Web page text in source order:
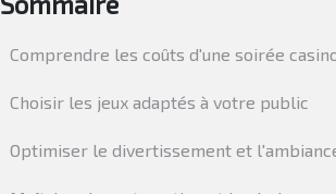
Comprendre les coûts d'une soirée
Choisir les jeux adaptés à votre public
Optimiser le divertissement et